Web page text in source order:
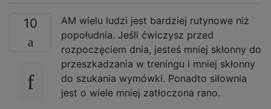
10
AM wielu ludzi jest bardziej rutynowe niż
popołudnia. Jeśli ćwiczysz przed
rozpoczęciem dnia, jesteś mniej skłonny do
przeszkadzania w treningu i mniej skłonny
do szukania wymówki. Ponadto siłownia
jest o wiele mniej zatłoczona rano.